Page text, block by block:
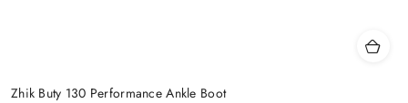
Zhik Buty 130 Performance Ankle Boot